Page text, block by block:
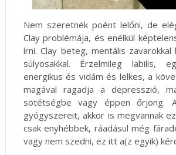
Nem szeretnék poént lelőni, de
Clay problémája, és enélkül
írni. Clay beteg, mentális zavarokkal
súlyosakkal. Érzelmileg labilis,
energikus és vidám és lelkes, a
magával ragadja a depresszió,
sötétségbe vagy éppen őrjöng.
gyógyszereit, akkor is megvannak
csak enyhébbek, ráadásul még
vagy nem szedni, ez itt a(z egyik)